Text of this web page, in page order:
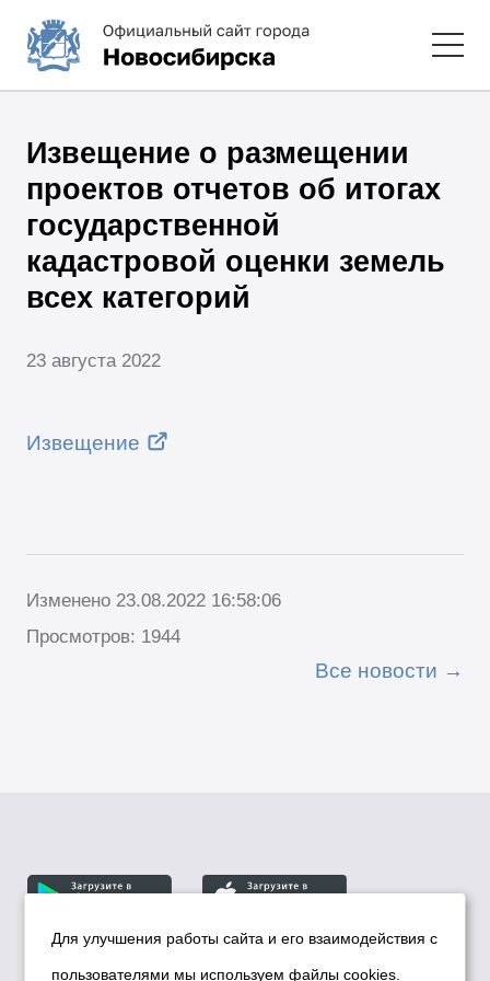
Извещение о размещении
проектов отчетов об итогах
государственной
кадастровой оценки земель
всех категорий
23 августа 2022
Извещение
Изменено 23.08.2022 16:58:06
Просмотров: 1944
Все новости
Для улучшения работы сайта и его взаимодействия с
пользователями мы используем файлы cookies.